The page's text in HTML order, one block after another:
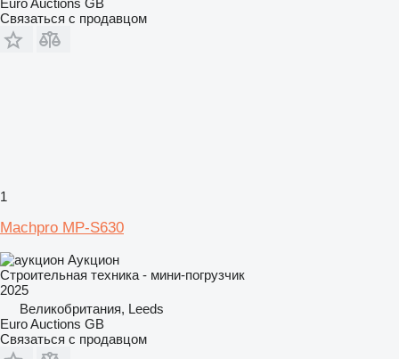
Euro Auctions GB
Связаться с продавцом
1
Machpro MP-S630
Аукцион
Строительная техника - мини-погрузчик
2025
Великобритания, Leeds
Euro Auctions GB
Связаться с продавцом